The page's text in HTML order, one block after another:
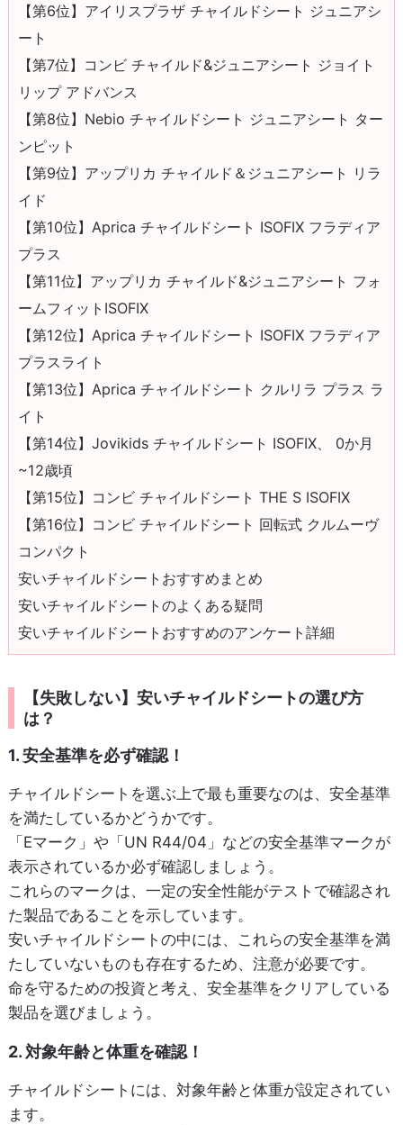
【第6位】アイリスプラザ チャイルドシート ジュニアシ
ート
【第7位】コンビ チャイルド&ジュニアシート ジョイト
リップ アドバンス
【第8位】Nebio チャイルドシート ジュニアシート ター
ンピット
【第9位】アップリカ チャイルド＆ジュニアシート リラ
イド
【第10位】Aprica チャイルドシート ISOFIX フラディア
プラス
【第11位】アップリカ チャイルド&ジュニアシート フォ
ームフィットISOFIX
【第12位】Aprica チャイルドシート ISOFIX フラディア
プラスライト
【第13位】Aprica チャイルドシート クルリラ プラス ラ
イト
【第14位】Jovikids チャイルドシート ISOFIX、 0か月
~12歳頃
【第15位】コンビ チャイルドシート THE S ISOFIX
【第16位】コンビ チャイルドシート 回転式 クルムーヴ
コンパクト
安いチャイルドシートおすすめまとめ
安いチャイルドシートのよくある疑問
安いチャイルドシートおすすめのアンケート詳細
【失敗しない】安いチャイルドシートの選び方
は？
1. 安全基準を必ず確認！
チャイルドシートを選ぶ上で最も重要なのは、安全基準
を満たしているかどうかです。
「Eマーク」や「UN R44/04」などの安全基準マークが
表示されているか必ず確認しましょう。
これらのマークは、一定の安全性能がテストで確認され
た製品であることを示しています。
安いチャイルドシートの中には、これらの安全基準を満
たしていないものも存在するため、注意が必要です。
命を守るための投資と考え、安全基準をクリアしている
製品を選びましょう。
2. 対象年齢と体重を確認！
チャイルドシートには、対象年齢と体重が設定されてい
ます。